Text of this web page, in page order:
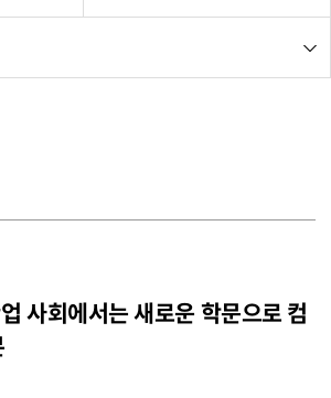
사회에서는 새로운 학문으로 컴